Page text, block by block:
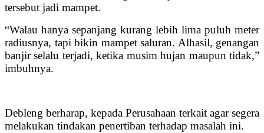
tersebut jadi mampet.
“Walau hanya sepanjang kurang lebih lima puluh meter
radiusnya, tapi bikin mampet saluran. Alhasil, genangan
banjir selalu terjadi, ketika musim hujan maupun tidak,”
imbuhnya.
Debleng berharap, kepada Perusahaan terkait agar segera
melakukan tindakan penertiban terhadap masalah ini.